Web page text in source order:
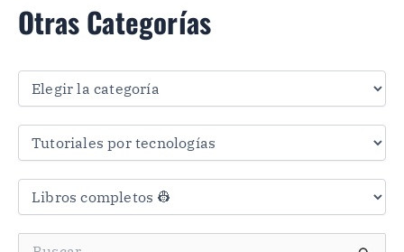
Otras Categorías
O
a
a